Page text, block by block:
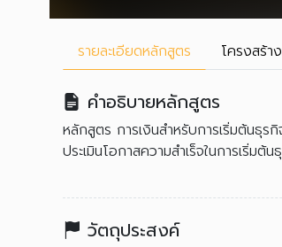
รายละเอียดหลักสูตร โครงสร้าง
คำอธิบายหลักสูตร
หลักสูตร การเงินสำหรับการเริ่มต้นธุร
ประเมินโอกาสความสำเร็จในการเริ่ม
วัตถุประสงค์